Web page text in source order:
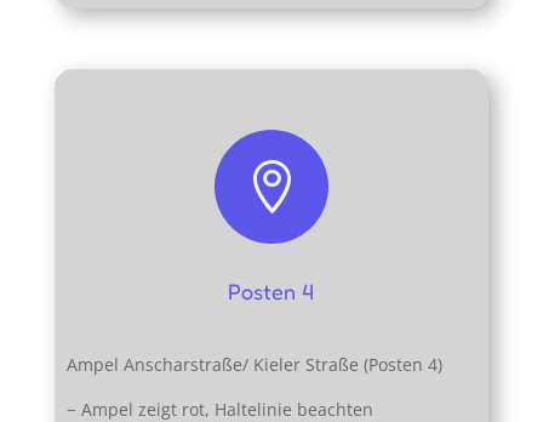

Posten 4
Ampel Anscharstraße/ Kieler Straße (Posten 4)
− Ampel zeigt rot, Haltelinie beachten